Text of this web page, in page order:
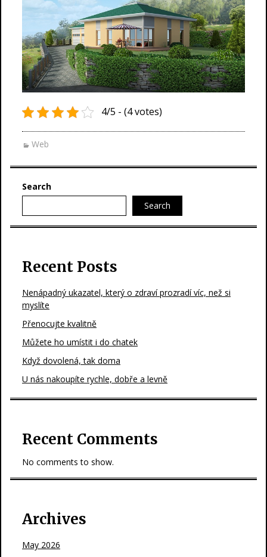
4/5 - (4 votes)
Web
Search
Search
Recent Posts
Nenápadný ukazatel, který o zdraví prozradí víc, než si
myslíte
Přenocujte kvalitně
Můžete ho umístit i do chatek
Když dovolená, tak doma
U nás nakoupíte rychle, dobře a levně
Recent Comments
No comments to show.
Archives
May 2026